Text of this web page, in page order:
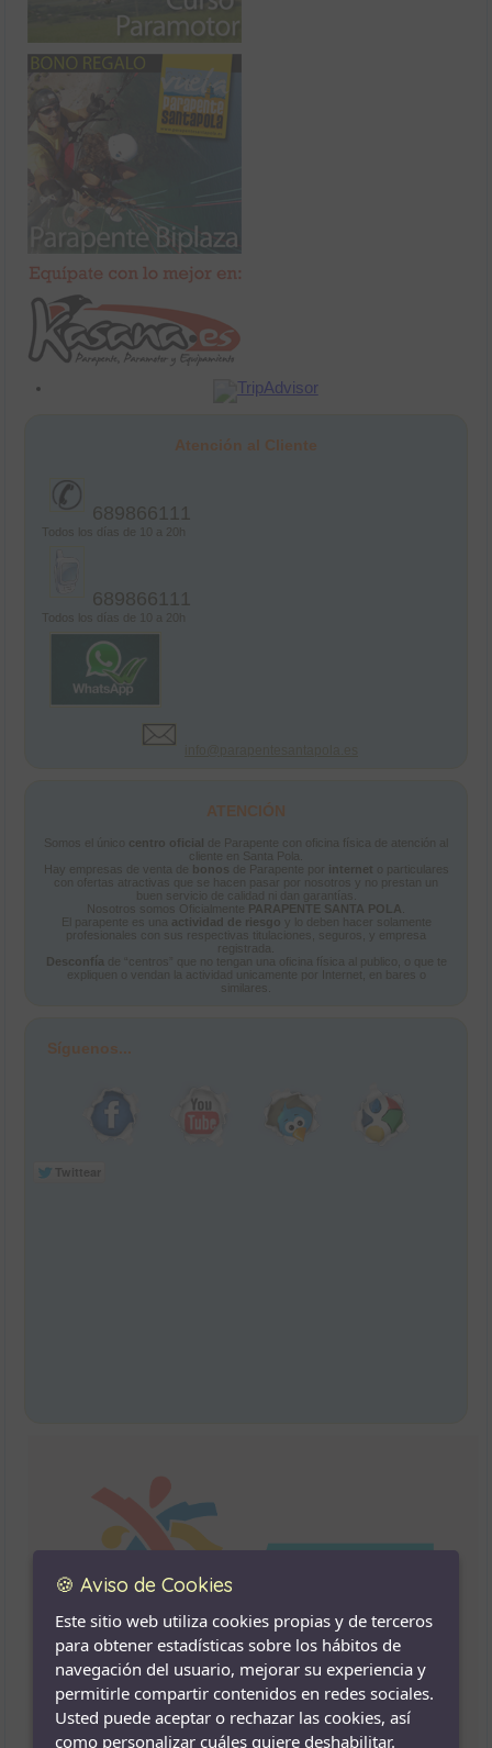
🍪 Aviso de Cookies
Este sitio web utiliza cookies propias y de terceros
para obtener estadísticas sobre los hábitos de
navegación del usuario, mejorar su experiencia y
permitirle compartir contenidos en redes sociales.
Usted puede aceptar o rechazar las cookies, así
como personalizar cuáles quiere deshabilitar.
Atención al Cliente
689866111
Todos los días de 10 a 20h
689866111
Todos los días de 10 a 20h
ATENCIÓN
Somos el único centro oficial
de Parapente con oficina física de atención al
cliente en Santa Pola.
Hay empresas de venta de
bonos de Parapente por internet o particulares
con ofertas atractivas que se hacen pasar por nosotros y no prestan un
buen servicio de calidad ni dan garantías.
Nosotros somos Oficialmente
PARAPENTE SANTA POLA.
El parapente es una actividad de riesgo y lo deben hacer solamente
profesionales con sus respectivas titulaciones, seguros, y empresa
registrada.
Desconfíade “centros” que no tengan una oficina física al publico, o que te
expliquen o vendan la actividad unicamente por Internet, en bares o
similares.
Síguenos...